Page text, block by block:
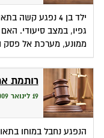
ילד בן 4 נפגע
גפיו, במצב סיעודי.
ממונע, מערכת אל פסק
רותמת
19 לינואר 2009
הנפגע נחבל במוחו